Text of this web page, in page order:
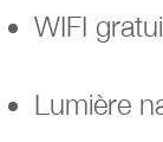
WIFI
Lumière